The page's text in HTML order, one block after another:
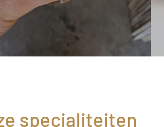
specialiteiten